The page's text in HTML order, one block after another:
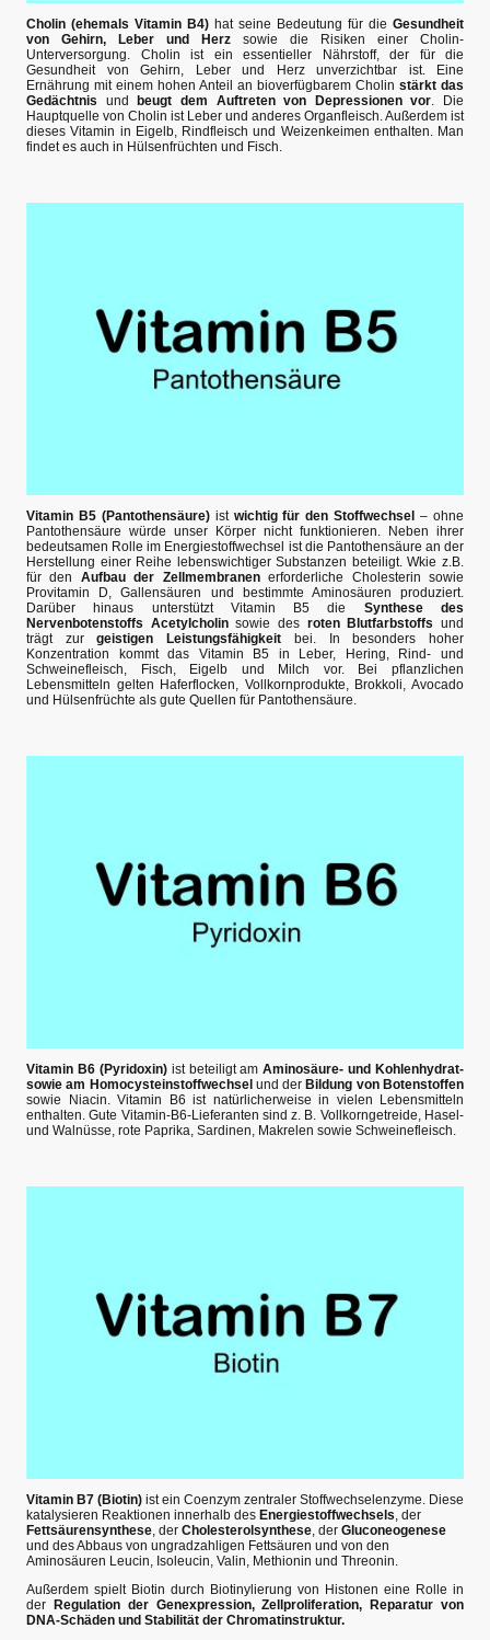
Cholin (ehemals Vitamin B4) hat seine Bedeutung für die Gesundheit
von Gehirn, Leber und Herz sowie die Risiken einer Cholin-
Unterversorgung. Cholin ist ein essentieller Nährstoff, der für die
Gesundheit von Gehirn, Leber und Herz unverzichtbar ist. Eine
Ernährung mit einem hohen Anteil an bioverfügbarem Cholin stärkt das
Gedächtnis und beugt dem Auftreten von Depressionen vor. Die
Hauptquelle von Cholin ist Leber und anderes Organfleisch. Außerdem ist
dieses Vitamin in Eigelb, Rindfleisch und Weizenkeimen enthalten. Man
findet es auch in Hülsenfrüchten und Fisch.
Vitamin B5 (Pantothensäure) istwichtig für den Stoffwechsel– ohne
Pantothensäure würde unser Körper nicht funktionieren. Neben ihrer
bedeutsamen Rolle im Energiestoffwechsel ist die Pantothensäure an der
Herstellung einer Reihe lebenswichtiger Substanzen beteiligt. Wkie z.B.
für den Aufbau der Zellmembranenerforderliche Cholesterin sowie
Provitamin D, Gallensäuren und bestimmte Aminosäuren produziert.
Darüber hinaus unterstützt Vitamin B5 die Synthese des
Nervenbotenstoffs Acetylcholinsowie des roten Blutfarbstoffs und
trägt zurgeistigen Leistungsfähigkeit bei. In besonders hoher
Konzentration kommt das Vitamin B5 in Leber, Hering, Rind- und
Schweinefleisch, Fisch, Eigelb und Milch vor. Bei pflanzlichen
Lebensmitteln gelten Haferflocken, Vollkornprodukte, Brokkoli, Avocado
und Hülsenfrüchte als gute Quellen für Pantothensäure.
Vitamin B6 (Pyridoxin)ist beteiligt amAminosäure- und Kohlenhydrat-
sowie am Homocysteinstoffwechsel und der Bildung von Botenstoffen
sowie Niacin. Vitamin B6 ist natürlicherweise in vielen Lebensmitteln
enthalten. Gute Vitamin-B6-Lieferanten sind z. B. Vollkorngetreide, Hasel-
und Walnüsse, rote Paprika, Sardinen, Makrelen sowie Schweinefleisch.
Vitamin B7 (Biotin) ist ein Coenzym zentraler Stoffwechselenzyme. Diese
katalysieren Reaktionen innerhalb des Energiestoffwechsels , der
Fettsäurensynthese , der Cholesterolsynthese , der Gluconeogenese
und des Abbaus von ungradzahligen Fettsäuren und von den
Aminosäuren Leucin, Isoleucin, Valin, Methionin und Threonin.
Außerdem spielt Biotin durch Biotinylierung von Histonen eine Rolle in
der
Regulation der Genexpression, Zellproliferation, Reparatur von
DNA-Schäden und Stabilität der Chromatinstruktur.